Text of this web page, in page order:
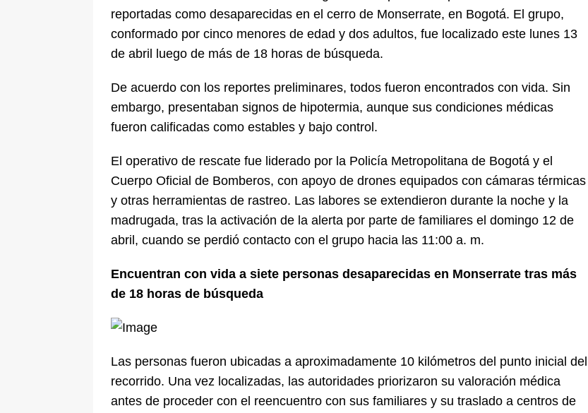
reportadas como desaparecidas en el cerro de Monserrate, en Bogotá. El grupo,
conformado por cinco menores de edad y dos adultos, fue localizado este lunes 13
de abril luego de más de 18 horas de búsqueda.
De acuerdo con los reportes preliminares, todos fueron encontrados con vida. Sin
embargo, presentaban signos de hipotermia, aunque sus condiciones médicas
fueron calificadas como estables y bajo control.
El operativo de rescate fue liderado por la Policía Metropolitana de Bogotá y el
Cuerpo Oficial de Bomberos, con apoyo de drones equipados con cámaras térmicas
y otras herramientas de rastreo. Las labores se extendieron durante la noche y la
madrugada, tras la activación de la alerta por parte de familiares el domingo 12 de
abril, cuando se perdió contacto con el grupo hacia las 11:00 a. m.
Encuentran con vida a siete personas desaparecidas en Monserrate tras más
de 18 horas de búsqueda
Las personas fueron ubicadas a aproximadamente 10 kilómetros del punto inicial del
recorrido. Una vez localizadas, las autoridades priorizaron su valoración médica
antes de proceder con el reencuentro con sus familiares y su traslado a centros de